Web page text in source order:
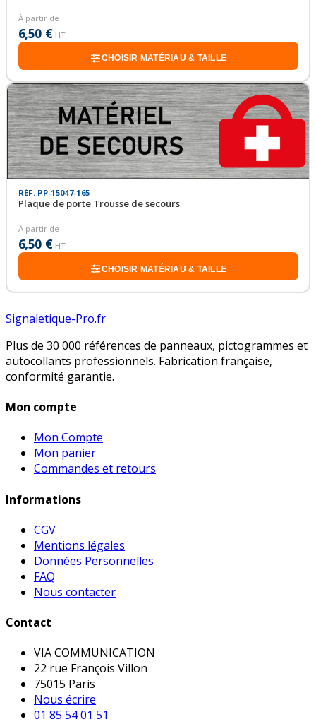
À partir de
6,50 € HT
CHOISIR MATÉRIAU & TAILLE
RÉF. PP-15047-165
Plaque de porte Trousse de secours
À partir de
6,50 € HT
CHOISIR MATÉRIAU & TAILLE
Signaletique-Pro.fr
Plus de 30 000 références de panneaux, pictogrammes et
autocollants professionnels. Fabrication française,
conformité garantie.
Mon compte
Mon Compte
Mon panier
Commandes et retours
Informations
CGV
Mentions légales
Données Personnelles
FAQ
Nous contacter
Contact
VIA COMMUNICATION
22 rue François Villon
75015 Paris
Nous écrire
01 85 54 01 51